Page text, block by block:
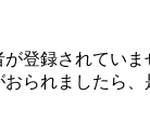
登録されていま
られましたら、